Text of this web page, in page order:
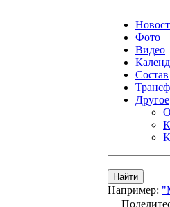
Фото
Видео
Состав
Другое
Найти
Например: